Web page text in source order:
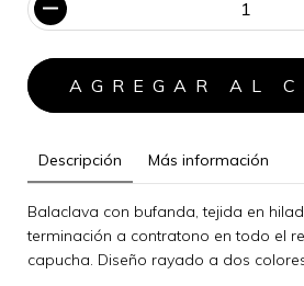
Descripción Más información
Balaclava con bufanda, tejida en
terminación a contratono en todo el
capucha. Diseño rayado a dos